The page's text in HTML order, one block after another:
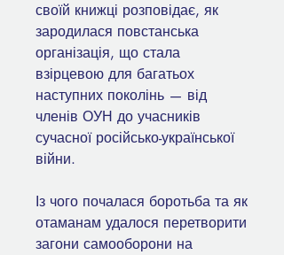
своїй книжці розповідає, як
зародилася повстанська
організація, що стала
взірцевою для багатьох
наступних поколінь — від
членів ОУН до учасників
сучасної російсько-української
війни.
Із чого почалася боротьба та як
отаманам удалося перетворити
загони самооборони на